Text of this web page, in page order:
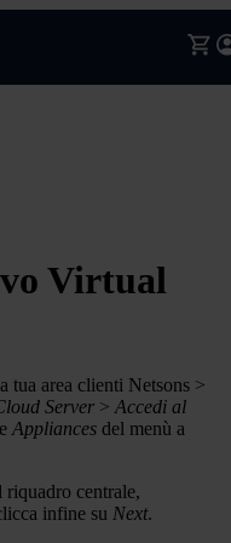
Virtual
tua area clienti Netsons >
Server > Accedi al
Appliances del menù a
riquadro centrale,
infine su Next.